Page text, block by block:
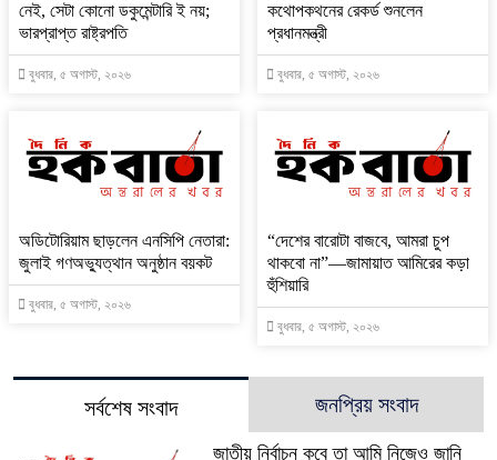
নেই, সেটা কোনো ডকুমেন্টারি ই নয়;
ভারপ্রাপ্ত রাষ্ট্রপতি
বুধবার, ৫ অগাস্ট, ২০২৬
কথোপকথনের রেকর্ড শুনলেন
প্রধানমন্ত্রী
বুধবার, ৫ অগাস্ট, ২০২৬
অডিটোরিয়াম ছাড়লেন এনসিপি নেতারা:
জুলাই গণঅভ্যুত্থান অনুষ্ঠান বয়কট
বুধবার, ৫ অগাস্ট, ২০২৬
“দেশের বারোটা বাজবে, আমরা চুপ
থাকবো না”—জামায়াত আমিরের কড়া
হুঁশিয়ারি
বুধবার, ৫ অগাস্ট, ২০২৬
সর্বশেষ সংবাদ জনপ্রিয় সংবাদ
জাতীয় নির্বাচন কবে তা আমি নিজেও জানি